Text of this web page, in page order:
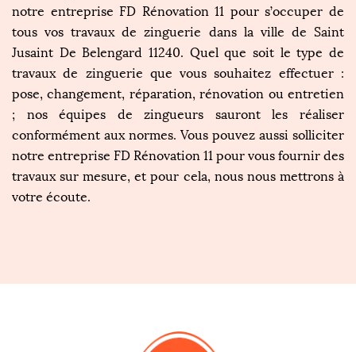
notre entreprise FD Rénovation 11 pour s’occuper de
tous vos travaux de zinguerie dans la ville de Saint
Jusaint De Belengard 11240. Quel que soit le type de
travaux de zinguerie que vous souhaitez effectuer :
pose, changement, réparation, rénovation ou entretien
; nos équipes de zingueurs sauront les réaliser
conformément aux normes. Vous pouvez aussi solliciter
notre entreprise FD Rénovation 11 pour vous fournir des
travaux sur mesure, et pour cela, nous nous mettrons à
votre écoute.